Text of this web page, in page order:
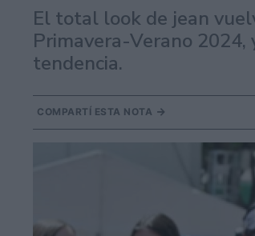
El total look de jean
Primavera-Verano
tendencia.
COMPARTÍ ESTA NOTA